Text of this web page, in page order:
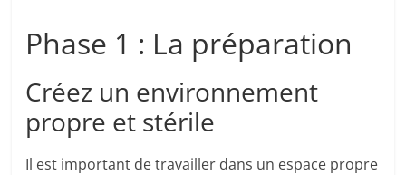
Phase 1 : La préparation
Créez un environnement
propre et stérile
Il est important de travailler dans un espace propre